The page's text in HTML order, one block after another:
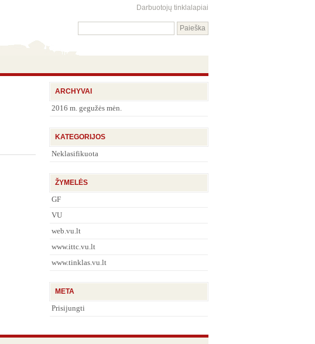
Darbuotojų tinklalapiai
ARCHYVAI
2016 m. gegužės mėn.
KATEGORIJOS
Neklasifikuota
ŽYMELĖS
GF
VU
web.vu.lt
www.ittc.vu.lt
www.tinklas.vu.lt
META
Prisijungti